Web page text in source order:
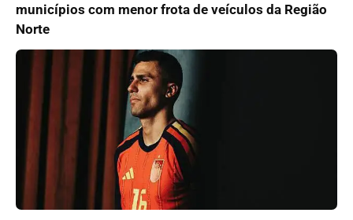
municípios com menor frota de veículos da Região
Norte